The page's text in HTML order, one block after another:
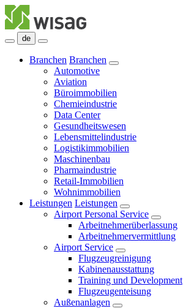
de
Branchen Branchen
Automotive
Aviation
Büroimmobilien
Chemieindustrie
Data Center
Gesundheitswesen
Lebensmittelindustrie
Logistikimmobilien
Maschinenbau
Pharmaindustrie
Retail-Immobilien
Wohnimmobilien
Leistungen Leistungen
Airport Personal Service
Arbeitnehmerüberlassung
Arbeitnehmervermittlung
Airport Service
Flugzeugreinigung
Kabinenausstattung
Training und Development
Flugzeugenteisung
Außenanlagen